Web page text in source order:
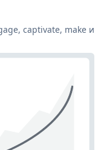
captivate, make и